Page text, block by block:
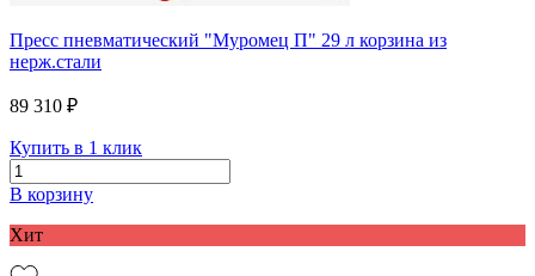
Пресс пневматический "Муромец П" 29 л корзина из
нерж.стали
89 310 ₽
Купить в 1 клик
В корзину
Хит